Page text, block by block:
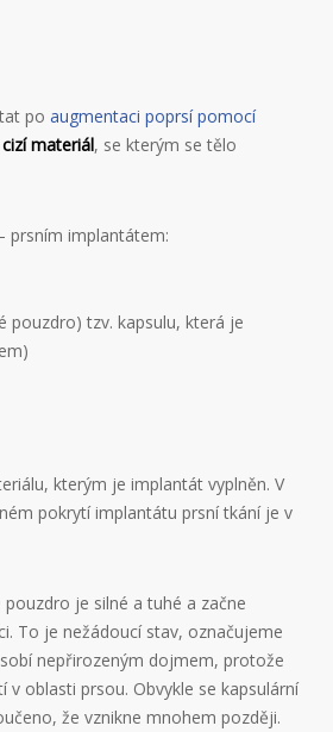
po augmentaci poprsí pomocí
materiál, se kterým se tělo
prsním implantátem:
tzv. kapsulu, která je
kterým je implantát vyplněn. V
pokrytí implantátu prsní tkání je v
je silné a tuhé a začne
To je nežádoucí stav, označujeme
nepřirozeným dojmem, protože
oblasti prsou. Obvykle se kapsulární
že vznikne mnohem později.